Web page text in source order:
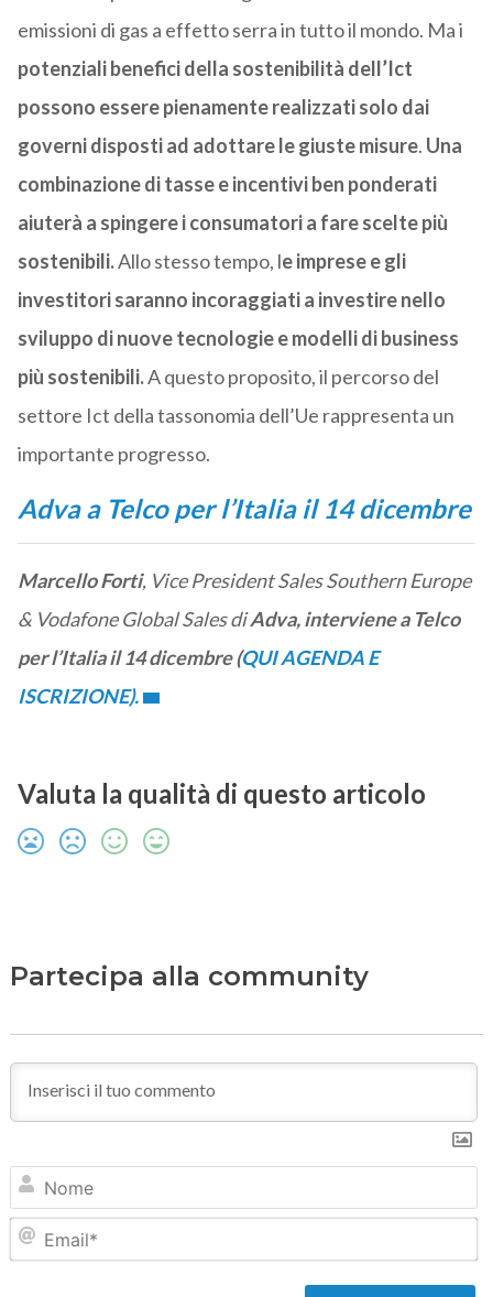
emissioni di gas a effetto serra in tutto il mondo. Ma i
potenziali benefici della sostenibilità dell’Ict
possono essere pienamente realizzati solo dai
governi disposti ad adottare le giuste misure. Una
combinazione di tasse e incentivi ben ponderati
aiuterà a spingere i consumatori a fare scelte più
sostenibili.Allo stesso tempo, le imprese e gli
investitori saranno incoraggiati a investire nello
sviluppo di nuove tecnologie e modelli di business
più sostenibili.A questo proposito, il percorso del
settore Ict della tassonomia dell’Ue rappresenta un
importante progresso.
Adva a Telco per l’Italia il 14 dicembre
Marcello Forti, Vice President Sales Southern Europe
& Vodafone Global Sales diAdva, interviene a Telco
per l’Italia il 14 dicembre (QUI AGENDA E
ISCRIZIONE).
Valuta la qualità di questo articolo
Partecipa alla community